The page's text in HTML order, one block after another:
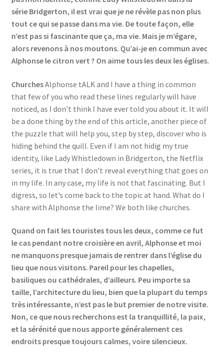
Shop
Terms and Conditions
Categories
Locations
My Bookings
Private
série Bridgerton, il est vrai que je ne révèle pas non plus
tout ce qui se passe dans ma vie. De toute façon, elle
n’est pas si fascinante que ça, ma vie. Mais je m’égare,
alors revenons à nos moutons. Qu’ai-je en commun avec
Alphonse le citron vert ? On aime tous les deux les églises.
ChurchesAlphonse tALK and I have a thing in common
that few of you who read these lines regularly will have
noticed, as I don’t think I have ever told you about it. It will
be a done thing by the end of this article, another piece of
the puzzle that will help you, step by step, discover who is
hiding behind the quill. Even if I am not hidig my true
identity, like Lady Whistledown in Bridgerton, the Netflix
series, it is true that I don’t reveal everything that goes on
in my life. In any case, my life is not that fascinating. But I
digress, so let’s come back to the topic at hand. What do I
share with Alphonse the lime? We both like churches.
Quand on fait les touristes tous les deux, comme ce fut
le cas pendant notre croisière en avril, Alphonse et moi
ne manquons presque jamais de rentrer dans l’église du
lieu que nous visitons. Pareil pour les chapelles,
basiliques ou cathédrales, d’ailleurs. Peu importe sa
taille, l’architecture du lieu, bien que la plupart du temps
très intéressante, n’est pas le but premier de notre visite.
Non, ce que nous recherchons est la tranquillité, la paix,
et la sérénité que nous apporte généralement ces
endroits presque toujours calmes, voire silencieux.